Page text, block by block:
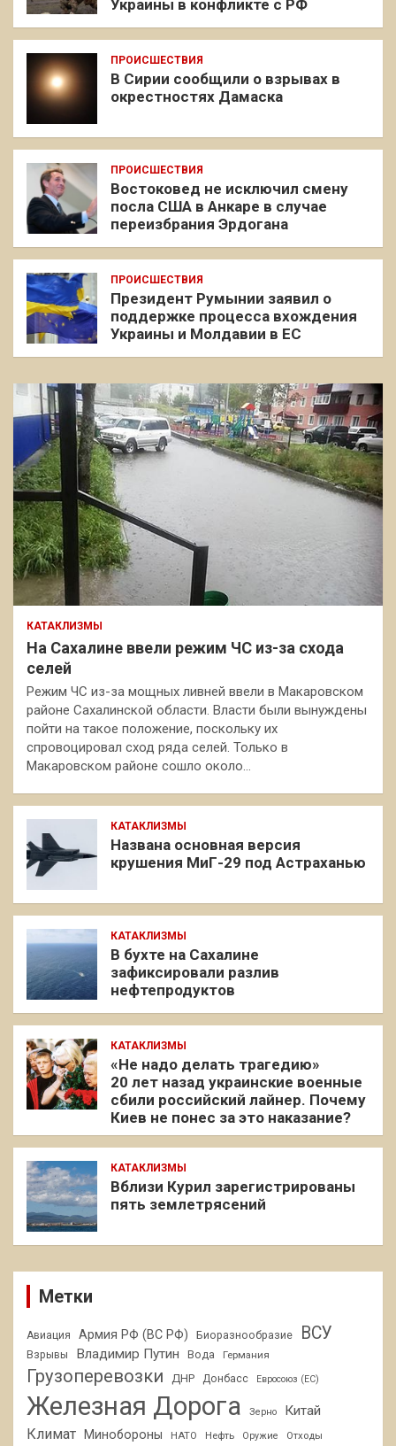
Украины в конфликте с РФ
ПРОИСШЕСТВИЯ
В Сирии сообщили о взрывах в
окрестностях Дамаска
ПРОИСШЕСТВИЯ
Востоковед не исключил смену
посла США в Анкаре в случае
переизбрания Эрдогана
ПРОИСШЕСТВИЯ
Президент Румынии заявил о
поддержке процесса вхождения
Украины и Молдавии в ЕС
КАТАКЛИЗМЫ
На Сахалине ввели режим ЧС из-за схода
селей
Режим ЧС из-за мощных ливней ввели в Макаровском
районе Сахалинской области. Власти были вынуждены
пойти на такое положение, поскольку их
спровоцировал сход ряда селей. Только в
Макаровском районе сошло около…
КАТАКЛИЗМЫ
Названа основная версия
крушения МиГ-29 под Астраханью
КАТАКЛИЗМЫ
В бухте на Сахалине
зафиксировали разлив
нефтепродуктов
КАТАКЛИЗМЫ
«Не надо делать трагедию»
20 лет назад украинские военные
сбили российский лайнер. Почему
Киев не понес за это наказание?
КАТАКЛИЗМЫ
Вблизи Курил зарегистрированы
пять землетрясений
Метки
Авиация Армия РФ (ВС РФ) Биоразнообразие ВСУ
Взрывы Владимир Путин Вода Германия
Грузоперевозки ДНР Донбасс Евросоюз (ЕС)
Железная Дорога Зерно Китай
Климат Минобороны НАТО Нефть Оружие Отходы